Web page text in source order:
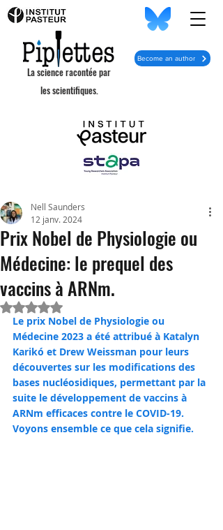
La science racontée par
les scientifiques.
Become an author
Prix Nobel de Physiologie ou
Médecine: le prequel des
vaccins à ARNm.
Nell Saunders
12 janv. 2024
Noté NaN étoiles sur 5.
Le prix Nobel de Physiologie ou
Médecine 2023 a été attribué à Katalyn
Karikó et Drew Weissman pour leurs
découvertes sur les modifications des
bases nucléosidiques, permettant par la
suite le développement de vaccins à
ARNm efficaces contre le COVID-19.
Voyons ensemble ce que cela signifie.